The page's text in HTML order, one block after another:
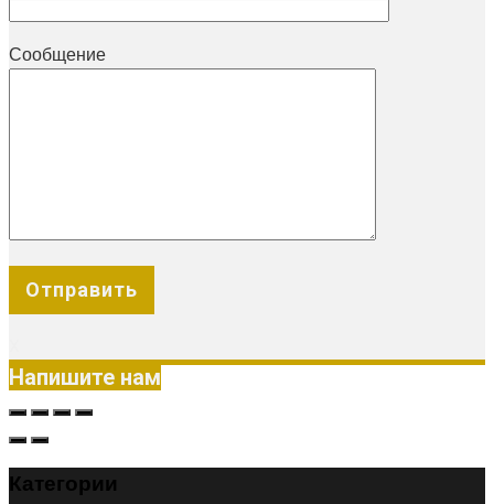
Сообщение
Напишите нам
Категории